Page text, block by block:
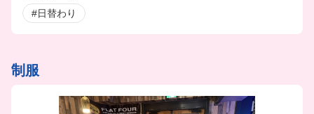
#日替わり
制服